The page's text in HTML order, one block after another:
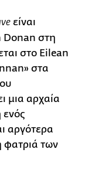
είναι
Donan στη
στο Eilean
στα
μια αρχαία
ενός
αργότερα
φατριά των